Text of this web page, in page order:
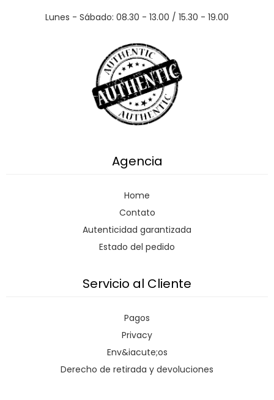
Lunes - Sábado: 08.30 - 13.00 / 15.30 - 19.00
Agencia
Home
Contato
Autenticidad garantizada
Estado del pedido
Servicio al Cliente
Pagos
Privacy
Env&iacute;os
Derecho de retirada y devoluciones